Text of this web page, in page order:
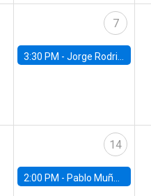
7
3:30 PM -Jorge Rodriguez, Universidad de Los Andes
14
2:00 PM - Pablo Muñoz, Universidad de Chile